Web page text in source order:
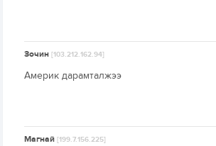
Зочин[103.212.162.94]
Америк дарамталжээ
Магнай[199.7.156.225]